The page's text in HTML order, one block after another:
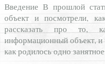
Введение В прошлой
объект и посмотрели,
рассказать про то,
информационный объект, и
как родилось одно